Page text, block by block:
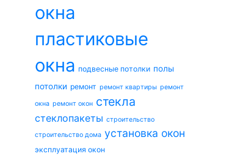
окна
пластиковые
окна подвесные потолки полы
потолки ремонт ремонт квартиры ремонт
окна ремонт окон стекла
стеклопакеты строительство
строительство дома установка окон
эксплуатация окон